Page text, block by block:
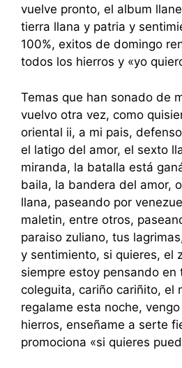
vuelve pronto, el album
tierra llana y patria y
100%, exitos de domingo
todos los hierros y «yo
Temas que han sonado de
vuelvo otra vez, como
oriental ii, a mi pais,
el latigo del amor, el sexto
miranda, la batalla está
baila, la bandera del amor,
llana, paseando por
maletin, entre otros,
paraiso zuliano, tus
y sentimiento, si quieres, el
siempre estoy pensando en
coleguita, cariño cariñito, el
regalame esta noche,
hierros, enseñame a serte
promociona «si quieres